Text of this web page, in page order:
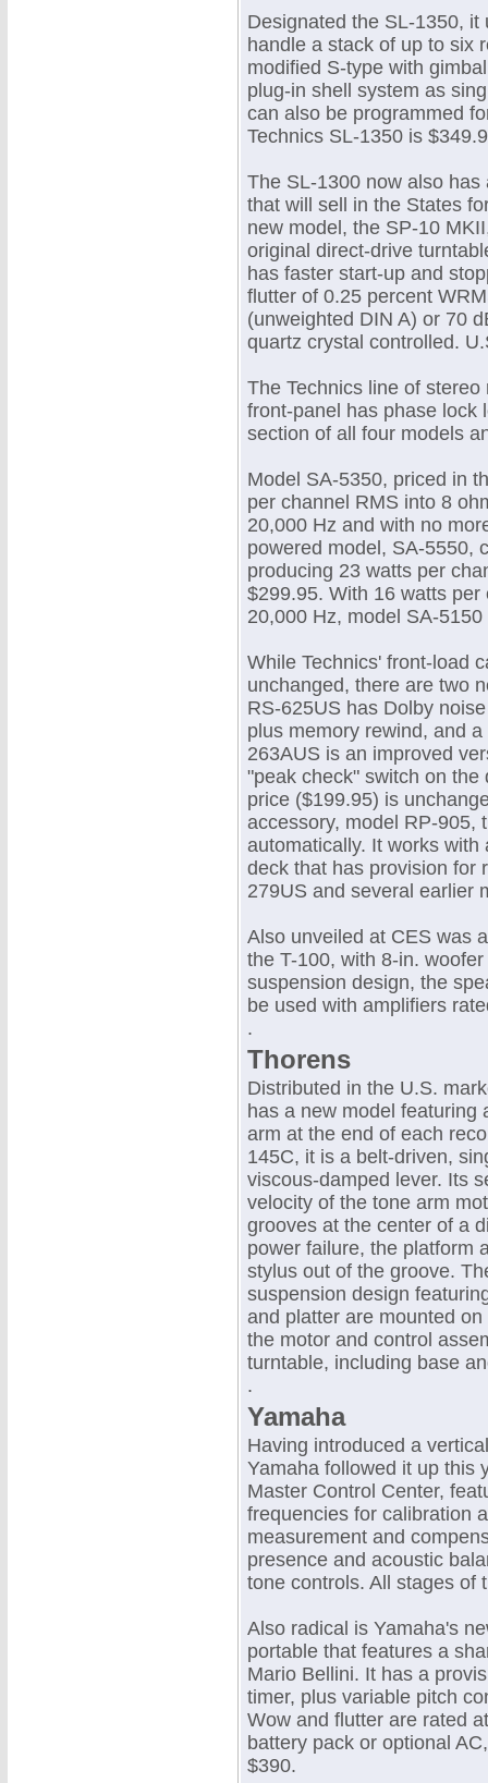
Designated the SL-1350,
handle a stack of up to six
modified S-type with
plug-in shell system as
can also be programmed
Technics SL-1350 is
The SL-1300 now also
that will sell in the States
new model, the SP-10
original direct-drive
has faster start-up and
flutter of 0.25 percent
(unweighted DIN A) or 70
quartz crystal controlled.
The Technics line of
front-panel has phase lock
section of all four models
Model SA-5350, priced in
per channel RMS into 8
20,000 Hz and with no
powered model, SA-5550,
producing 23 watts per
$299.95. With 16 watts
20,000 Hz, model SA-
While Technics' front-load
unchanged, there are two
RS-625US has Dolby
plus memory rewind, and
263AUS is an improved
"peak check" switch on
price ($199.95) is
accessory, model RP-905,
automatically. It works
deck that has provision for
279US and several earlier
Also unveiled at CES was
the T-100, with 8-in.
suspension design, the
be used with amplifiers
.
Thorens
Distributed in the U.S.
has a new model featuring
arm at the end of each
145C, it is a belt-driven,
viscous-damped lever. Its
velocity of the tone arm
grooves at the center of a
power failure, the platform
stylus out of the groove.
suspension design
and platter are mounted
the motor and control
turntable, including base
.
Yamaha
Having introduced a
Yamaha followed it up this
Master Control Center,
frequencies for calibration
measurement and
presence and acoustic
tone controls. All stages of
Also radical is Yamaha's
portable that features a
Mario Bellini. It has a
timer, plus variable pitch
Wow and flutter are rated
battery pack or optional
$390.